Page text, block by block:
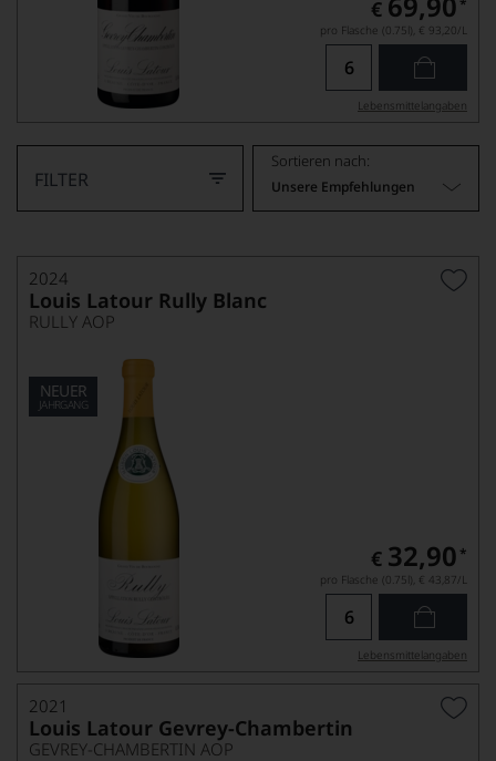
€
pro Flasche (0.75l), € 93,20/L
Lebensmittel­angaben
FILTER
Sortieren nach:
Unsere Empfehlungen
2024
Louis Latour Rully Blanc
RULLY AOP
NEUER
JAHRGANG
€ 32,90 *
pro Flasche (0.75l), € 43,87/L
Lebensmittel­angaben
2021
Louis Latour Gevrey-Chambertin
GEVREY-CHAMBERTIN AOP